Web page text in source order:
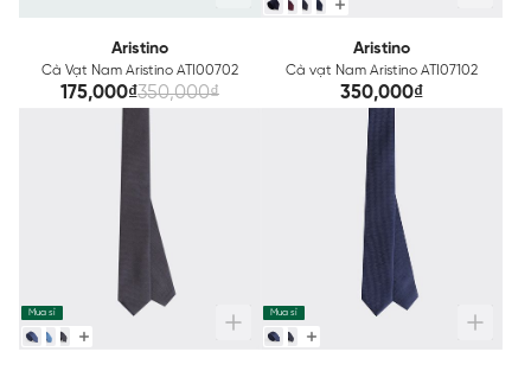
Aristino
Cà Vạt Nam Aristino ATI00702
175,000₫350,000₫
Aristino
Cà vạt Nam Aristino ATI07102
350,000₫
Mua sỉ Mua sỉ